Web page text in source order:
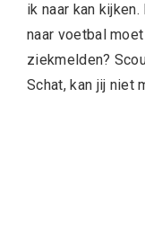
ik naar kan
naar voetbal
ziekmelden?
Schat, kan jij niet